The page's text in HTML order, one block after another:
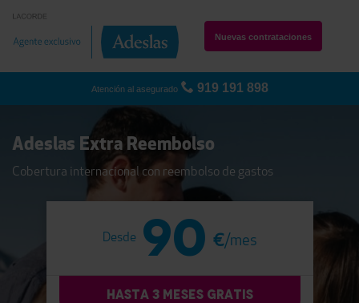
Nuevas contrataciones
Atención al asegurado 919 191 898
Adeslas Extra Reembolso
Cobertura internacional con reembolso de gastos
Desde 90 €/mes
HASTA 3 MESES GRATIS